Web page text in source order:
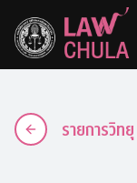
content
รายการวิท